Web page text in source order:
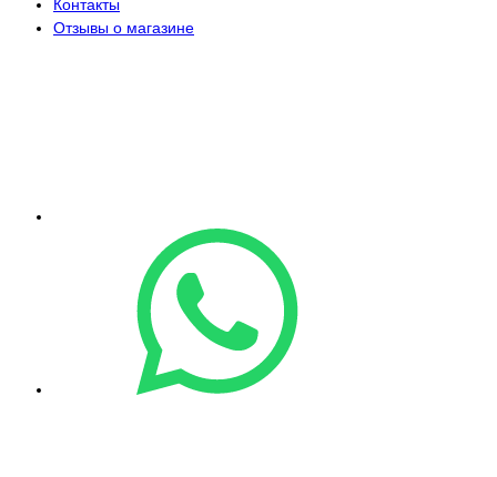
Контакты
Отзывы о магазине